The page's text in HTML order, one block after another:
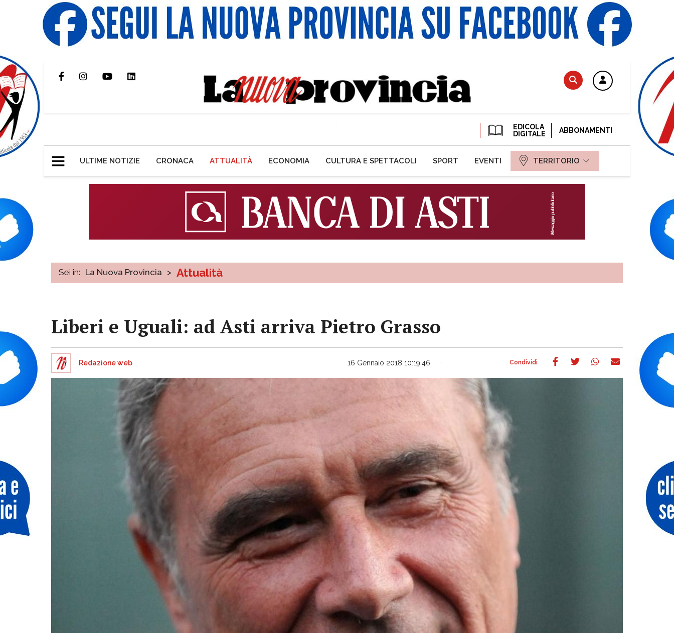
EDICOLA
DIGITALE
ABBONAMENTI
ULTIME NOTIZIE CRONACA ATTUALITÀ ECONOMIA CULTURA E SPETTACOLI SPORT EVENTI TERRITORIO
Sei in: La Nuova Provincia > Attualità
Liberi e Uguali: ad Asti arriva Pietro Grasso
Redazione web 16 Gennaio 2018 10:19:46